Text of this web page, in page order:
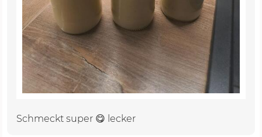
Schmeckt super 😋 lecker